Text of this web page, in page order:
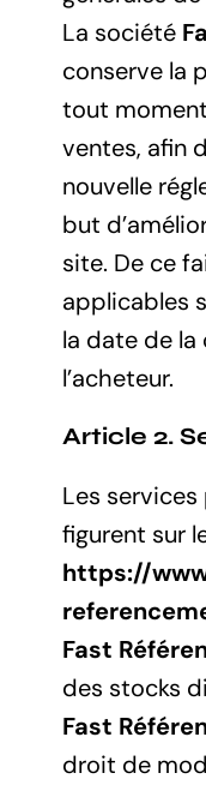
La société
conserve la
tout
ventes, afin
nouvelle
but
site. De ce
applicables
la date de
l’acheteur.
Article 2.
Les
figurent sur
https://
Fast
des stocks
Fast
droit de